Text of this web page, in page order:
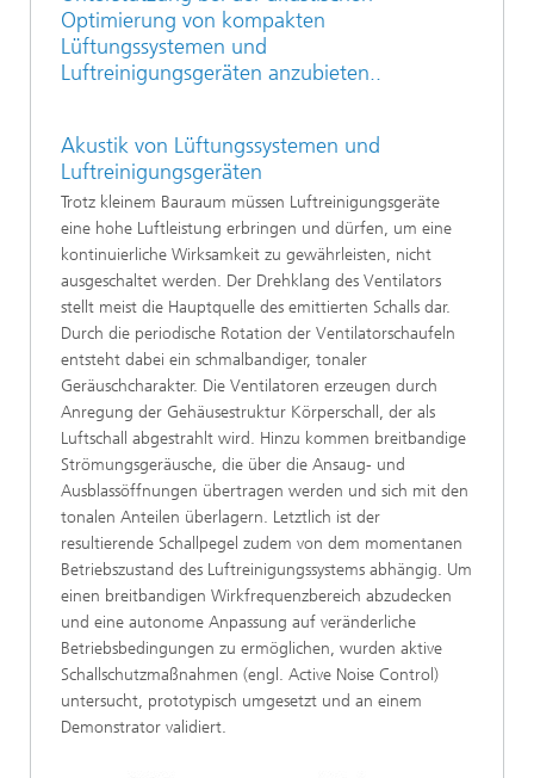
Optimierung von kompakten
Lüftungssystemen und
Luftreinigungsgeräten anzubieten..
Akustik von Lüftungssystemen und
Luftreinigungsgeräten
Trotz kleinem Bauraum müssen Luftreinigungsgeräte
eine hohe Luftleistung erbringen und dürfen, um eine
kontinuierliche Wirksamkeit zu gewährleisten, nicht
ausgeschaltet werden. Der Drehklang des Ventilators
stellt meist die Hauptquelle des emittierten Schalls dar.
Durch die periodische Rotation der Ventilatorschaufeln
entsteht dabei ein schmalbandiger, tonaler
Geräuschcharakter. Die Ventilatoren erzeugen durch
Anregung der Gehäusestruktur Körperschall, der als
Luftschall abgestrahlt wird. Hinzu kommen breitbandige
Strömungsgeräusche, die über die Ansaug- und
Ausblassöffnungen übertragen werden und sich mit den
tonalen Anteilen überlagern. Letztlich ist der
resultierende Schallpegel zudem von dem momentanen
Betriebszustand des Luftreinigungssystems abhängig. Um
einen breitbandigen Wirkfrequenzbereich abzudecken
und eine autonome Anpassung auf veränderliche
Betriebsbedingungen zu ermöglichen, wurden aktive
Schallschutzmaßnahmen (engl. Active Noise Control)
untersucht, prototypisch umgesetzt und an einem
Demonstrator validiert.